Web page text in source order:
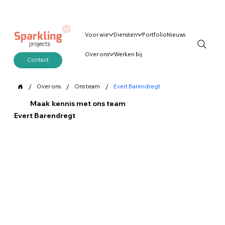
Voor wie Diensten PortfolioNieuws
Over ons
Werken bij
Contact
/ Over ons / Ons team / Evert Barendregt
Maak kennis met ons team
Evert Barendregt